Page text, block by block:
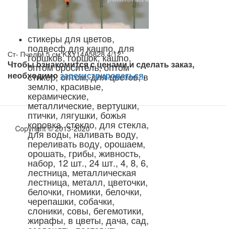
стикеры для цветов,
подвесф для кашпо, для
горшков, горшок, кашпо,
оптом ороситель, оптом
стикер, оптом, для цветов, в
землю, красивые,
керамические,
металлические, вертушки,
птички, лягушки, божья
коровка, стекло, для стекла,
для воды, наливать воду,
переливать воду, орошаем,
орошать, грибы, живность,
набор, 12 шт., 24 шт., 4, 8, 6,
лестница, металлическая
лестница, металл, цветочки,
белочки, гномики, белочки,
черепашки, собачки,
слоники, совы, бегемотики,
жирафы, в цветы, дача, сад,
Ст- Пчелки 5 см KXY14A5828 4/12
Чтобы ознакомится с ценами и сделать заказ,
необходимозарегистрироваться.
Copyright © 2013-2020